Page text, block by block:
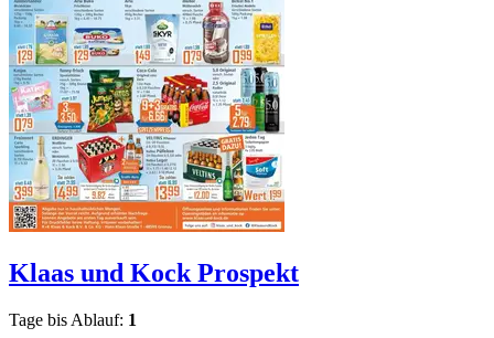
Klaas und Kock Prospekt
Tage bis Ablauf: 1